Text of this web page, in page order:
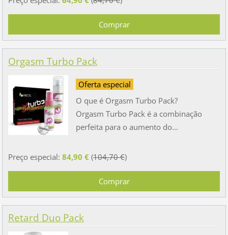
Orgasm Turbo Pack
Oferta especial
O que é Orgasm Turbo Pack?
Orgasm Turbo Pack é a combinação
perfeita para o aumento do...
Preço especial: 84,90 €(104,70 €)
Retard Duo Pack